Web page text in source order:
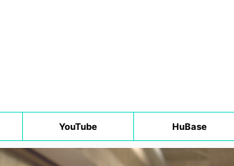
YouTube HuBase